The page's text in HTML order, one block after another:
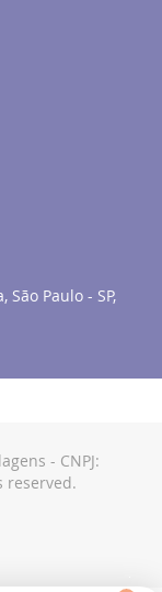
São Paulo - SP,
- CNPJ:
reserved.